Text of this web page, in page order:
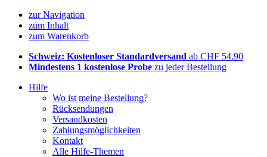
zur Navigation
zum Inhalt
zum Warenkorb
Schweiz: Kostenloser Standardversand ab CHF 54.90
Mindestens 1 kostenlose Probe zu jeder Bestellung
Hilfe
Wo ist meine Bestellung?
Rücksendungen
Versandkosten
Zahlungsmöglichkeiten
Kontakt
Alle Hilfe-Themen